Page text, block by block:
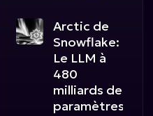
Arctic de
Snowflake:
Le LLM à
480
milliards de
paramètres